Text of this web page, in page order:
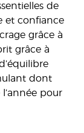
de
et confiance
grâce à
grâce à
dont
pour